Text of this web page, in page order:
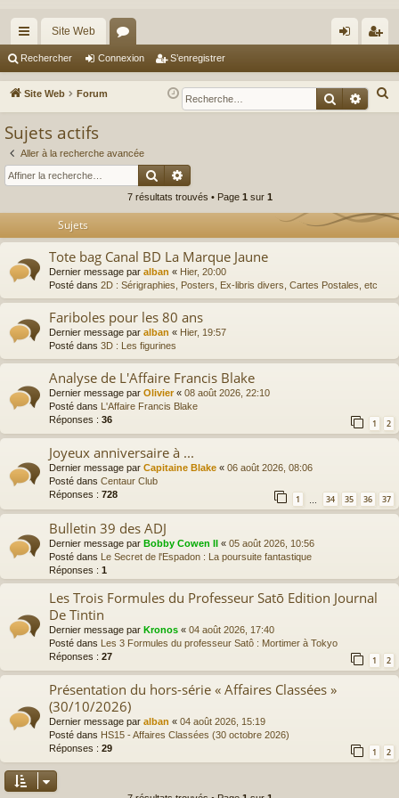
cc
ès
ra
pi
de
Site Web
or
u
m
ne
xi
nr
eg
Rechercher Connexion S’enregistrer
Site Web Forum
e
Sujets actifs
Aller à la recherche avancée
Rechercher
7 résultats trouvés • Page 1 sur 1
Sujets
Tote bag Canal BD La Marque Jaune
Dernier message par alban « Hier, 20:00
Posté dans 2D : Sérigraphies, Posters, Ex-libris divers, Cartes Postales, etc
Fariboles pour les 80 ans
Dernier message par alban « Hier, 19:57
Posté dans 3D : Les figurines
Analyse de L'Affaire Francis Blake
Dernier message par Olivier« 08 août 2026, 22:10
Posté dans L'Affaire Francis Blake
Réponses : 36 1 2
Joyeux anniversaire à ...
Dernier message par Capitaine Blake « 06 août 2026, 08:06
Posté dans Centaur Club
Réponses : 728 1 34 35 36 37
Bulletin 39 des ADJ
Dernier message par Bobby Cowen II « 05 août 2026, 10:56
Posté dans Le Secret de l'Espadon : La poursuite fantastique
Réponses : 1
Les Trois Formules du Professeur Satō Edition Journal
De Tintin
Dernier message par Kronos « 04 août 2026, 17:40
Posté dans Les 3 Formules du professeur Satô : Mortimer à Tokyo
Réponses : 27 1 2
Présentation du hors-série « Affaires Classées »
(30/10/2026)
Dernier message par alban « 04 août 2026, 15:19
Posté dans HS15 - Affaires Classées (30 octobre 2026)
Réponses : 29 1 2